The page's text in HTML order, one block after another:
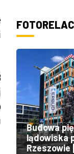
Budowa
lądowiska